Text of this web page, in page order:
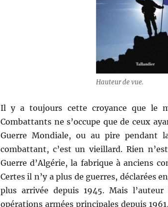
Hauteur de vue.
Il y a toujours cette croyance que le
Combattants ne s’occupe que de ceux
Guerre Mondiale, ou au pire pendant
combattant, c’est un vieillard. Rien
Guerre d’Algérie, la fabrique à anciens
Certes il n’y a plus de guerres, déclarées
plus arrivée depuis 1945. Mais
opérations armées principales depuis